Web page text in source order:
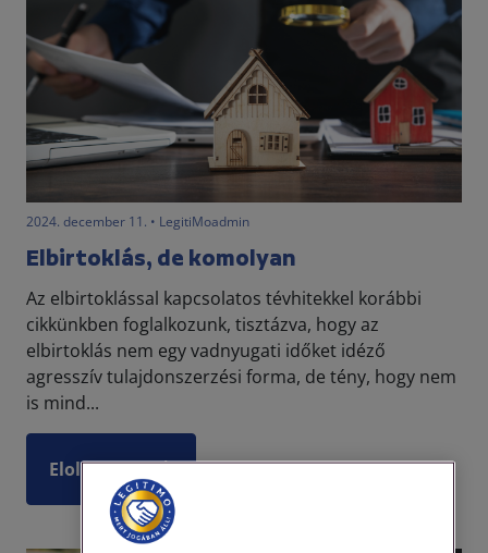
2024. december 11. • LegitiMoadmin
Elbirtoklás, de komolyan
Az elbirtoklással kapcsolatos tévhitekkel korábbi
cikkünkben foglalkozunk, tisztázva, hogy az
elbirtoklás nem egy vadnyugati időket idéző
agresszív tulajdonszerzési forma, de tény, hogy nem
is mind...
Elolvasom